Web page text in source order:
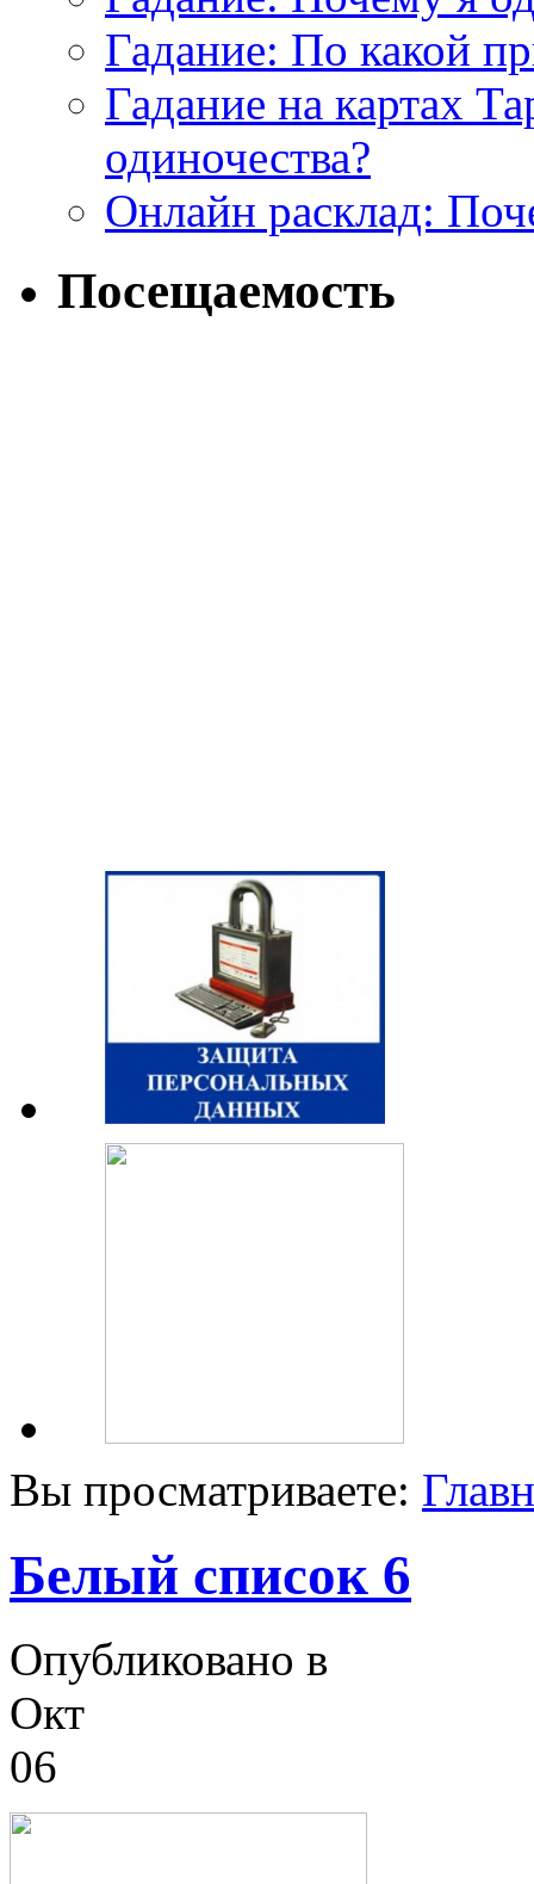
Гадание: По какой
Гадание на картах
одиночества?
Онлайн расклад:
Посещаемость
Вы просматриваете:
Белый список 6
Опубликовано в
Окт
06